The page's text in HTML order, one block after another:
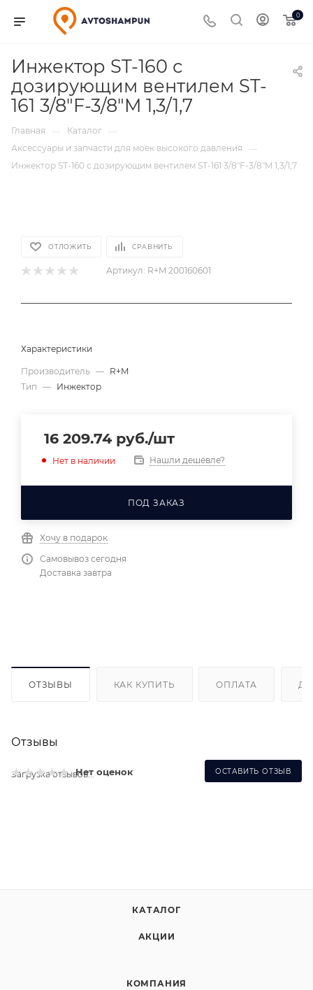
0
Инжектор ST-160 с
дозирующим вентилем ST-
161 3/8"F-3/8"M 1,3/1,7
Главная — Каталог —
Аксессуары и запчасти для моек высокого давления
—
Инжектор ST-160 с дозирующим вентилем ST-161 3/8"F-3/8"M 1,3/1,7
ОТЛОЖИТЬ СРАВНИТЬ
Артикул: R+M 200160601
Характеристики
Производитель — R+M
Тип — Инжектор
16 209.74руб./шт
Нет в наличии Нашли дешевле?
ПОД ЗАКАЗ
Хочу в подарок
Самовывоз сегодня
Доставка завтра
ОТЗЫВЫ КАК КУПИТЬ ОПЛАТА
Отзывы
Нет оценок ОСТАВИТЬ ОТЗЫВ
Загрузка отзывов...
КАТАЛОГ
АКЦИИ
КОМПАНИЯ